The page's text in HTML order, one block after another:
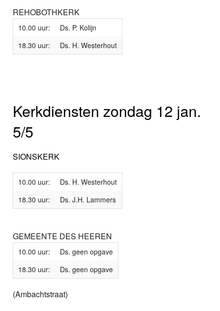
REHOBOTHKERK
10.00 uur:
Ds. P. Kolijn
18.30 uur:
Ds. H. Westerhout
Kerkdiensten zondag 12 jan.
5/5
SIONSKERK
10.00 uur:
Ds. H. Westerhout
18.30 uur:
Ds. J.H. Lammers
GEMEENTE DES HEEREN
10.00 uur:
Ds. geen opgave
18.30 uur:
Ds. geen opgave
(Ambachtstraat)